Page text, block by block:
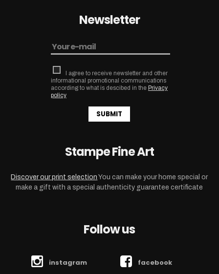
Newsletter
I agree to receive newsletter and other
informational promotional communications
according to what is descibed in the Privacy
policy
SUBMIT
Stampe Fine Art
Discover our print selection You can make your home special or
make a gift with a special authenticity guarantee certificate
Follow us
instagram facebook